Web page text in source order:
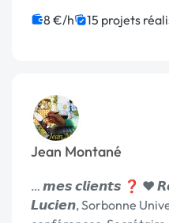
Télémarketing
8 €/h 15 projets
Jean Montané
… 𝙢𝙚𝙨 𝙘𝙡𝙞𝙚𝙣𝙩𝙨 ❓ ❤️
𝙇𝙪𝙘𝙞𝙚𝙣, Sorbonne